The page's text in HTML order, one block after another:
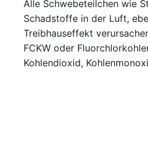
Alle Schwebeteilchen wie
Schadstoffe in der Luft,
Treibhauseffekt
FCKW oder
Kohlendioxid,